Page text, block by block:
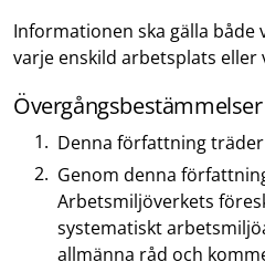
Informationen ska gälla
varje enskild arbetsplats eller
Övergångsbestämmelser
Denna författning
Genom denna
Arbetsmiljöverkets
systematiskt
allmänna råd och